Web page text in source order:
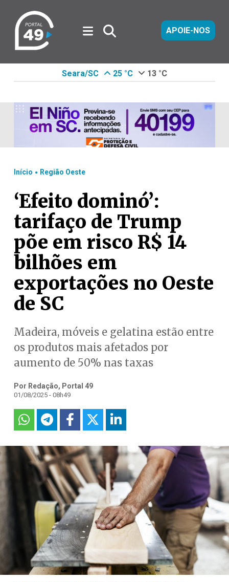
APOIE-NOS
Seara/SC 25 °C 13 °C
Início . Região Oeste
‘Efeito dominó’:
tarifaço de Trump
põe em risco R$ 14
bilhões em
exportações no Oeste
de SC
Madeira, móveis e gelatina estão entre
os produtos mais afetados por
aumento de 50% nas taxas
Por Redação, Portal 49
01/08/2025 - 08h49